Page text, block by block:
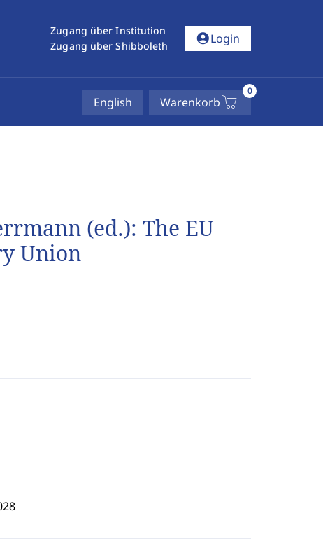
Zugang über Institution
Zugang über Shibboleth
account_circleLogin
English Warenkorb
0
(ed.): The EU
Union